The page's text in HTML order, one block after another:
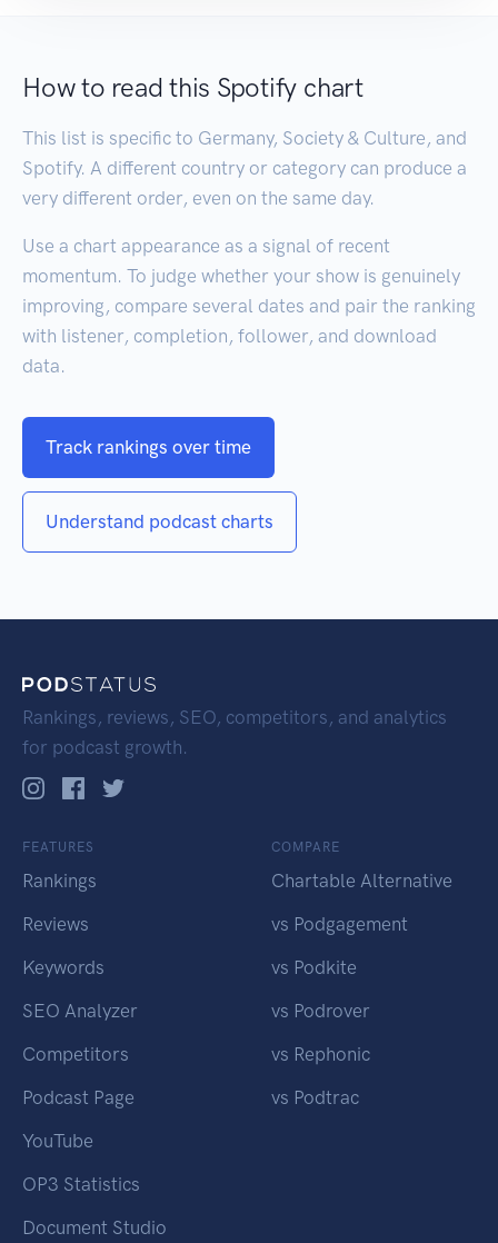
How to read this Spotify chart
This list is specific to Germany, Society & Culture, and
Spotify. A different country or category can produce a
very different order, even on the same day.
Use a chart appearance as a signal of recent
momentum. To judge whether your show is genuinely
improving, compare several dates and pair the ranking
with listener, completion, follower, and download
data.
Track rankings over time
Understand podcast charts
Rankings, reviews, SEO, competitors, and analytics
for podcast growth.
FEATURES
Rankings
Reviews
Keywords
SEO Analyzer
Competitors
Podcast Page
YouTube
OP3 Statistics
Document Studio
COMPARE
Chartable Alternative
vs Podgagement
vs Podkite
vs Podrover
vs Rephonic
vs Podtrac